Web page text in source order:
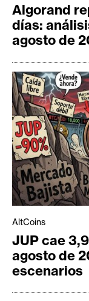
Algorand
días:
agosto de
AltCoins
JUP cae
agosto de
escenarios